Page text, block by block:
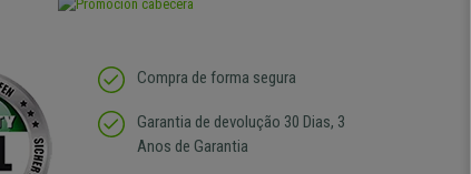
Compra de forma segura
Garantia de devolução 30 Dias, 3
Anos de Garantia